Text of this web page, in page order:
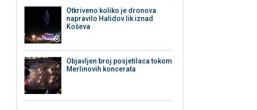
Otkriveno koliko je dronova
napravilo Halidov lik iznad
Koševa
Objavljen broj posjetilaca tokom
Merlinovih koncerata